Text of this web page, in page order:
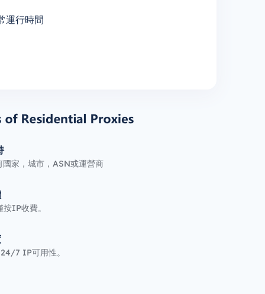
運行時間
家，城市，ASN或運營商
IP收費。
7 IP可用性。